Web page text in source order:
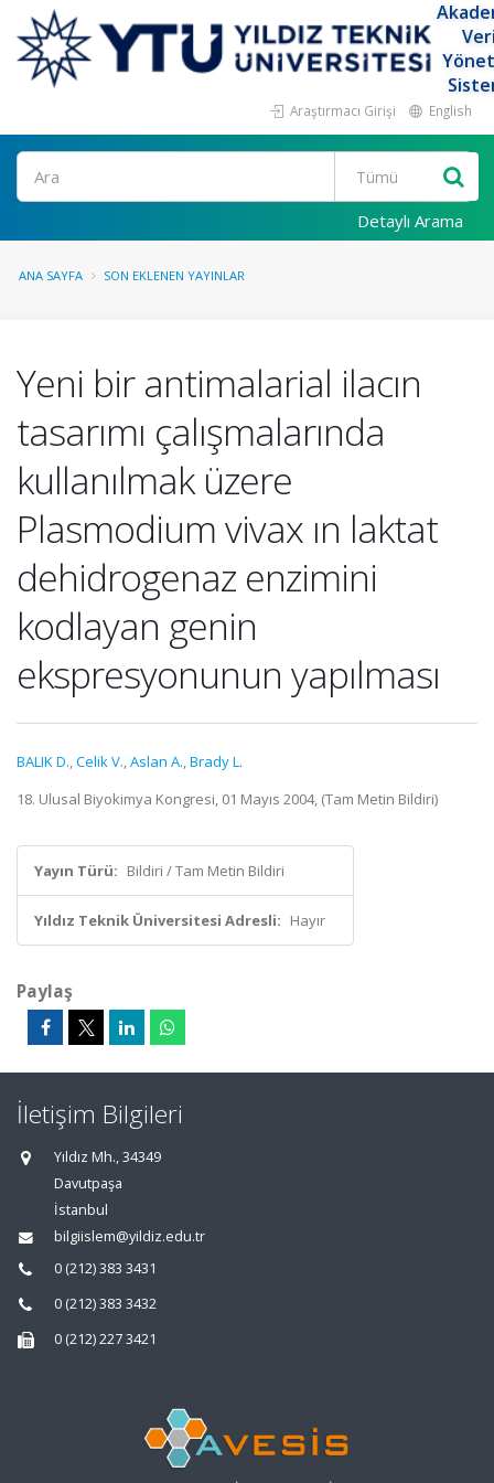
Araştırmacı Girişi English
Ara
Detaylı Arama
ANA SAYFA SON EKLENEN YAYINLAR
Yeni bir antimalarial ilacın
tasarımı çalışmalarında
kullanılmak üzere
Plasmodium vivax ın laktat
dehidrogenaz enzimini
kodlayan genin
ekspresyonunun yapılması
BALIK D.,Celik V.,Aslan A.,Brady L.
18. Ulusal Biyokimya Kongresi, 01 Mayıs 2004, (Tam Metin Bildiri)
Yayın Türü: Bildiri / Tam Metin Bildiri
Yıldız Teknik Üniversitesi Adresli: Hayır
Paylaş
İletişim Bilgileri
Yıldız Mh., 34349
Davutpaşa
İstanbul
bilgiislem@yildiz.edu.tr
0 (212) 383 3431
0 (212) 383 3432
0 (212) 227 3421